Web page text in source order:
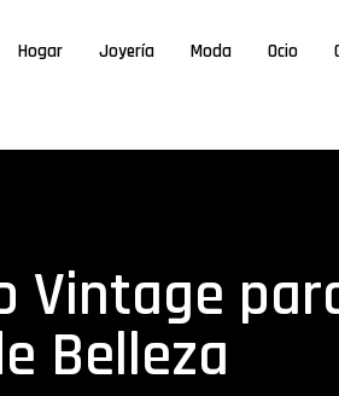
Hogar Joyería Moda Ocio
Vintage
Belleza